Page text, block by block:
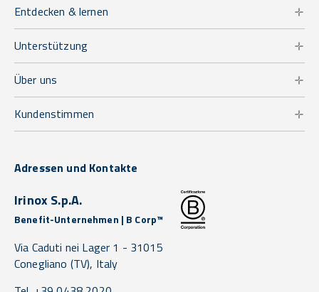
Entdecken & lernen
Unterstützung
Über uns
Kundenstimmen
Adressen und Kontakte
Irinox S.p.A.
Benefit-Unternehmen | B Corp™
Via Caduti nei Lager 1 - 31015
Conegliano (TV), Italy